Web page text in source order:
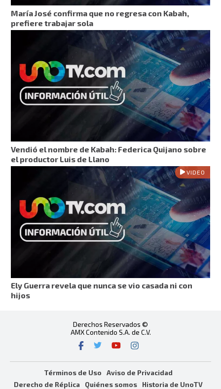
María José confirma que no regresa con Kabah,
prefiere trabajar sola
Vendió el nombre de Kabah: Federica Quijano sobre
el productor Luis de Llano
VIDEO
Ely Guerra revela que nunca se vio casada ni con
hijos
Derechos Reservados ©
AMX Contenido S.A. de C.V.
Términos de Uso
Aviso de Privacidad
Derecho de Réplica
Quiénes somos Historia de UnoTV